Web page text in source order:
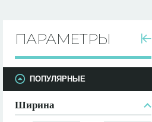
ПАРАМЕТРЫ
ПОПУЛЯРНЫЕ
Ширина